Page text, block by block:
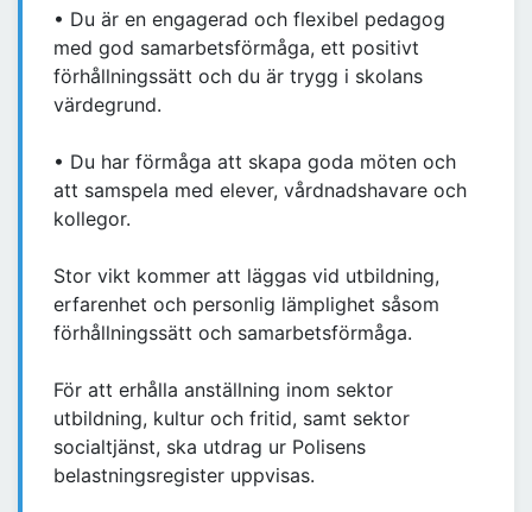
• Du är en engagerad och flexibel pedagog
med god samarbetsförmåga, ett positivt
förhållningssätt och du är trygg i skolans
värdegrund.
• Du har förmåga att skapa goda möten och
att samspela med elever, vårdnadshavare och
kollegor.
Stor vikt kommer att läggas vid utbildning,
erfarenhet och personlig lämplighet såsom
förhållningssätt och samarbetsförmåga.
För att erhålla anställning inom sektor
utbildning, kultur och fritid, samt sektor
socialtjänst, ska utdrag ur Polisens
belastningsregister uppvisas.